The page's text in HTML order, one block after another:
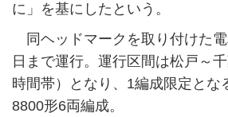
に」を基にしたという。
同ヘッドマークを取り付けた
日まで運行。運行区間は松戸～
時間帯）となり、1編成限定とな
8800形6両編成。